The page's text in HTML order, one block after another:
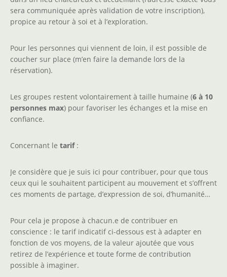
sera communiquée après validation de votre inscription),
propice au retour à soi et à l’exploration.
Pour les personnes qui viennent de loin, il est possible de
coucher sur place (m’en faire la demande lors de la
réservation).
Les groupes restent volontairement à taille humaine (6 à 10
personnes max) pour favoriser les échanges et la mise en
confiance.
Concernant le tarif:
Je considère que je suis ici pour contribuer, pour que tous
ceux qui le souhaitent participent au mouvement et s’offrent
ces moments de partage, d’expression de soi, d’humanité…
Pour cela je propose à chacun.e de contribuer en
conscience : le tarif indicatif ci-dessous est à adapter en
fonction de vos moyens, de la valeur ajoutée que vous
retirez de l’expérience et toute forme de contribution
possible à imaginer.